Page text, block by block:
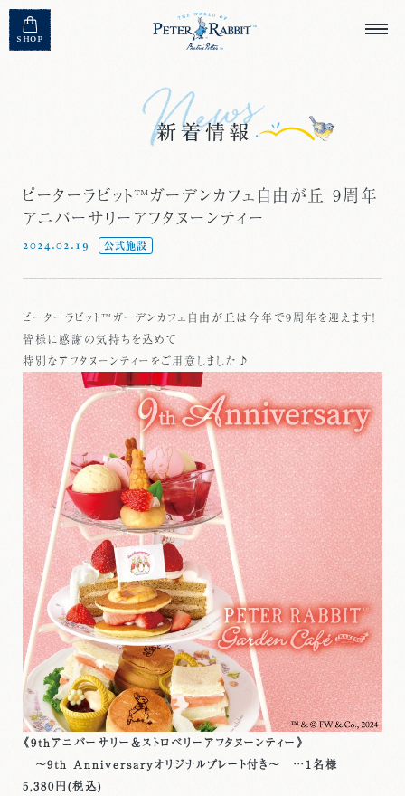
SHOP
MENU CLOSE
ピーターラビット™ガーデンカフェ自由が丘 9周年
アニバーサリーアフタヌーンティー
2024.02.19 公式施設
ピーターラビット™ガーデンカフェ自由が丘は今年で9周年を迎えます！
皆様に感謝の気持ちを込めて
特別なアフタヌーンティーをご用意しました♪
《9thアニバーサリー＆ストロベリーアフタヌーンティー》
～9th Anniversaryオリジナルプレート付き～ …1名様
5,380円(税込)